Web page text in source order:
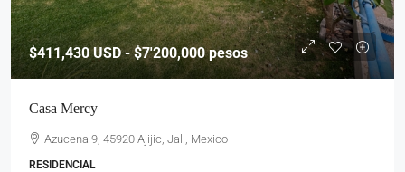
$411,430USD - $7'200,000 pesos
Casa Mercy
Azucena 9, 45920 Ajijic, Jal., Mexico
RESIDENCIAL